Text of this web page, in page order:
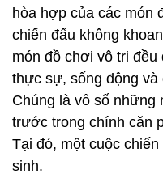
hòa hợp của các món
chiến đấu không
món đồ chơi vô tri
thực sự, sống động và
Chúng là vô số những
trước trong chính căn
Tại đó, một cuộc
sinh.